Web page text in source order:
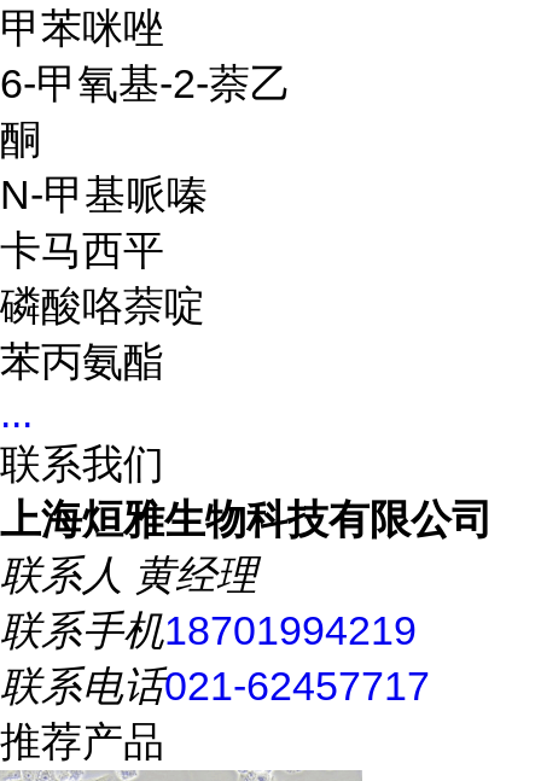
甲苯咪唑
6-甲氧基-2-萘乙
酮
N-甲基哌嗪
卡马西平
磷酸咯萘啶
苯丙氨酯
...
联系我们
上海烜雅生物科技有限公司
联系人 黄经理
联系手机18701994219
联系电话021-62457717
推荐产品